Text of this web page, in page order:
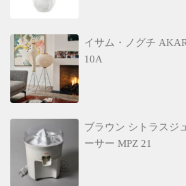
イサム・ノグチ
10A
ブラウン シトラスジュ
ーサー MPZ 21